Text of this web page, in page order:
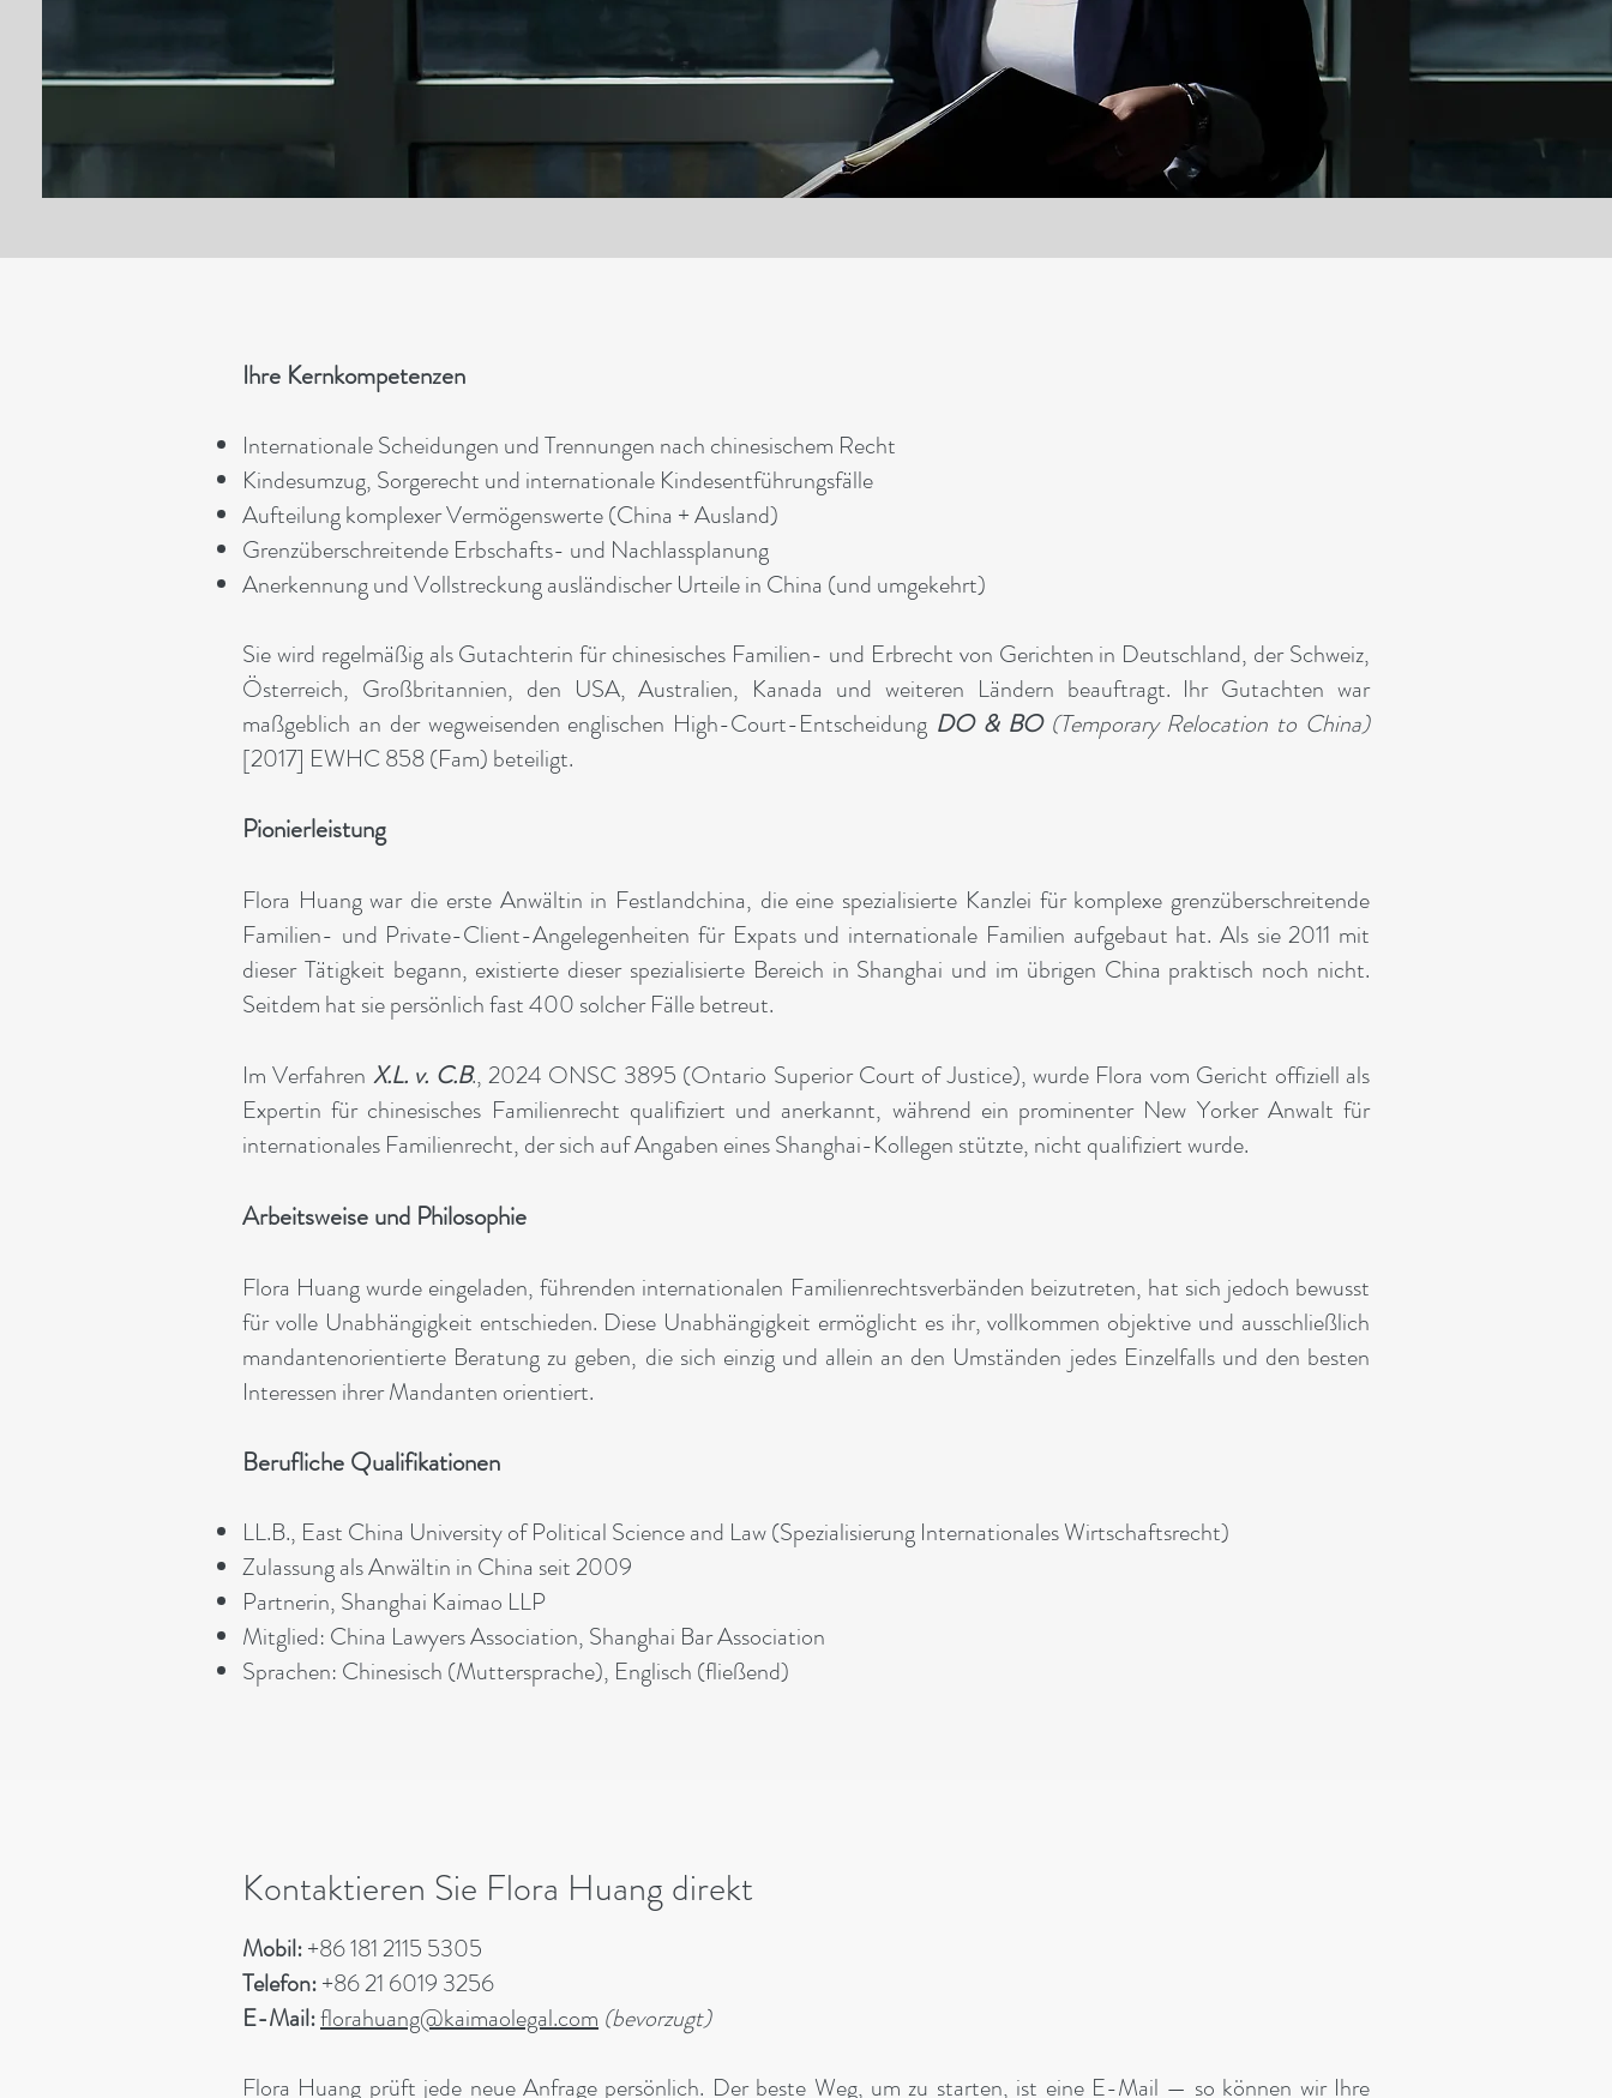
Ihre Kernkompetenzen
Internationale Scheidungen und Trennungen nach chinesischem Recht
Kindesumzug, Sorgerecht und internationale Kindesentführungsfälle
Aufteilung komplexer Vermögenswerte (China + Ausland)
Grenzüberschreitende Erbschafts- und Nachlassplanung
Anerkennung und Vollstreckung ausländischer Urteile in China (und umgekehrt)
Sie wird regelmäßig als Gutachterin für chinesisches Familien- und Erbrecht von Gerichten in Deutschland, der Schweiz,
Österreich, Großbritannien, den USA, Australien, Kanada und weiteren Ländern beauftragt. Ihr Gutachten war
maßgeblich an der wegweisenden englischen High-Court-Entscheidung DO & BO(Temporary Relocation to China)
[2017] EWHC 858 (Fam) beteiligt.
Pionierleistung
Flora Huang war die erste Anwältin in Festlandchina, die eine spezialisierte Kanzlei für komplexe grenzüberschreitende
Familien- und Private-Client-Angelegenheiten für Expats und internationale Familien aufgebaut hat. Als sie 2011 mit
dieser Tätigkeit begann, existierte dieser spezialisierte Bereich in Shanghai und im übrigen China praktisch noch nicht.
Seitdem hat sie persönlich fast 400 solcher Fälle betreut.
Im Verfahren X.L. v. C.B., 2024 ONSC 3895 (Ontario Superior Court of Justice), wurde Flora vom Gericht offiziell als
Expertin für chinesisches Familienrecht qualifiziert und anerkannt, während ein prominenter New Yorker Anwalt für
internationales Familienrecht, der sich auf Angaben eines Shanghai-Kollegen stützte, nicht qualifiziert wurde.
Arbeitsweise und Philosophie
Flora Huang wurde eingeladen, führenden internationalen Familienrechtsverbänden beizutreten, hat sich jedoch bewusst
für volle Unabhängigkeit entschieden. Diese Unabhängigkeit ermöglicht es ihr, vollkommen objektive und ausschließlich
mandantenorientierte Beratung zu geben, die sich einzig und allein an den Umständen jedes Einzelfalls und den besten
Interessen ihrer Mandanten orientiert.
Berufliche Qualifikationen
LL.B., East China University of Political Science and Law (Spezialisierung Internationales Wirtschaftsrecht)
Zulassung als Anwältin in China seit 2009
Partnerin, Shanghai Kaimao LLP
Mitglied: China Lawyers Association, Shanghai Bar Association
Sprachen: Chinesisch (Muttersprache), Englisch (fließend)
Kontaktieren Sie Flora Huang direkt
Mobil:+86 181 2115 5305
Telefon:+86 21 6019 3256
E-Mail:florahuang@kaimaolegal.com (bevorzugt)
Flora Huang prüft jede neue Anfrage persönlich. Der beste Weg, um zu starten, ist eine E-Mail — so können wir Ihre